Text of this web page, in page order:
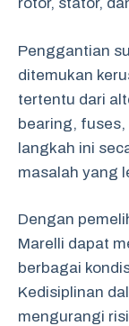
Penggantian
ditemukan
tertentu dari
bearing, fuses,
langkah ini
masalah yang
Dengan
Marelli dapat
berbagai
Kedisiplinan
mengurangi